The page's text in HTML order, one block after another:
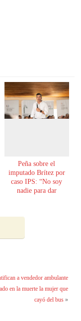
Peña sobre el
imputado Brítez por
caso IPS: “No soy
nadie para dar
a vendedor ambulante
en la muerte la mujer que
cayó del bus»